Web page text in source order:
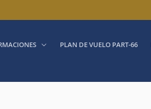
PLAN DE VUELO PART-66